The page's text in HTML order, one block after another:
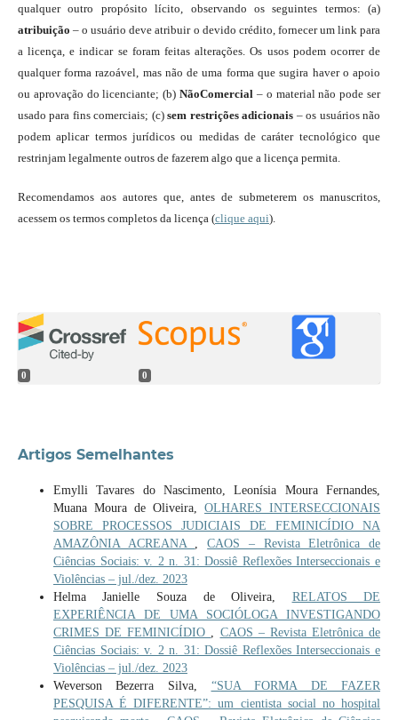
qualquer outro propósito lícito, observando os seguintes termos: (a)
atribuição – o usuário deve atribuir o devido crédito, fornecer um link para
a licença, e indicar se foram feitas alterações. Os usos podem ocorrer de
qualquer forma razoável, mas não de uma forma que sugira haver o apoio
ou aprovação do licenciante; (b)NãoComercial – o material não pode ser
usado para fins comerciais; (c)sem restrições adicionais – os usuários não
podem aplicar termos jurídicos ou medidas de caráter tecnológico que
restrinjam legalmente outros de fazerem algo que a licença permita.
Recomendamos aos autores que, antes de submeterem os manuscritos,
acessem os termos completos da licença (clique aqui).
0 0
Artigos Semelhantes
Emylli Tavares do Nascimento, Leonísia Moura Fernandes,
Muana Moura de Oliveira,OLHARES INTERSECCIONAIS
SOBRE PROCESSOS JUDICIAIS DE FEMINICÍDIO NA
AMAZÔNIA ACREANA
,CAOS – Revista Eletrônica de
Ciências Sociais: v. 2 n. 31: Dossiê Reflexões Interseccionais e
Violências – jul./dez. 2023
Helma Janielle Souza de Oliveira, RELATOS DE
EXPERIÊNCIA DE UMA SOCIÓLOGA INVESTIGANDO
CRIMES DE FEMINICÍDIO
CAOS – Revista Eletrônica de
Ciências Sociais: v. 2 n. 31: Dossiê Reflexões Interseccionais e
Violências – jul./dez. 2023
Weverson Bezerra Silva, “SUA FORMA DE FAZER
PESQUISA É DIFERENTE”: um cientista social no hospital